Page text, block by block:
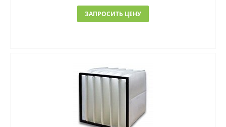
ЗАПРОСИТЬ ЦЕНУ